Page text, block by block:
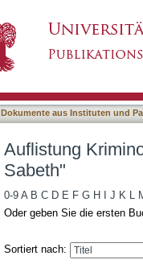
Dokumente aus Instituten und
Auflistung
Sabeth"
0-9 A B C D E F G H J K L
Oder geben Sie die ersten
Sortiert nach: